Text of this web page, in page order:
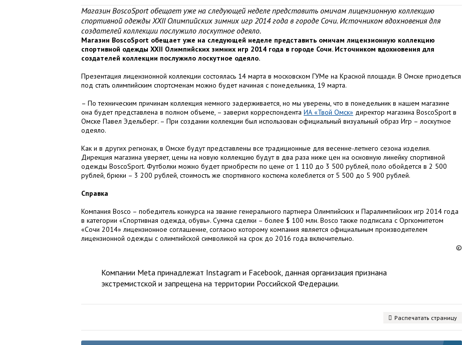
Магазин BoscoSport обещает уже на следующей неделе представить омичам лицензионную коллекцию
спортивной одежды XXII Олимпийских зимних игр 2014 года в городе Сочи. Источником вдохновения для
создателей коллекции послужило лоскутное одеяло.
Магазин BoscoSport обещает уже на следующей неделе представить омичам лицензионную коллекцию
спортивной одежды XXII Олимпийских зимних игр 2014 года в городе Сочи. Источником вдохновения для
создателей коллекции послужило лоскутное одеяло.
Презентация лицензионной коллекции состоялась 14 марта в московском ГУМе на Красной площади. В Омске приодеться
под стать олимпийским спортсменам можно будет начиная с понедельника, 19 марта.
– По техническим причинам коллекция немного задерживается, но мы уверены, что в понедельник в нашем магазине
она будет представлена в полном объеме, – заверил корреспондента ИА «Твой Омск» директор магазина BoscoSport в
Омске Павел Эдельберг. – При создании коллекции был использован официальный визуальный образ Игр – лоскутное
одеяло.
Как и в других регионах, в Омске будут представлены все традиционные для весенне-летнего сезона изделия.
Дирекция магазина уверяет, цены на новую коллекцию будут в два раза ниже цен на основную линейку спортивной
одежды BoscoSport. Футболки можно будет приобрести по цене от 1 110 до 3 500 рублей, поло обойдется в 2 500
рублей, брюки – 3 200 рублей, стоимость же спортивного костюма колеблется от 5 500 до 5 900 рублей.
Справка
Компания Bosco – победитель конкурса на звание генерального партнера Олимпийских и Паралимпийских игр 2014 года
в категории «Спортивная одежда, обувь». Сумма сделки – более $ 100 млн. Bosco также подписала с Оргкомитетом
«Сочи 2014» лицензионное соглашение, согласно которому компания является официальным производителем
лицензионной одежды с олимпийской символикой на срок до 2016 года включительно.
©
Компании Meta принадлежат Instagram и Facebook, данная организация признана
экстремистской и запрещена на территории Российской Федерации.
Распечатать страницу